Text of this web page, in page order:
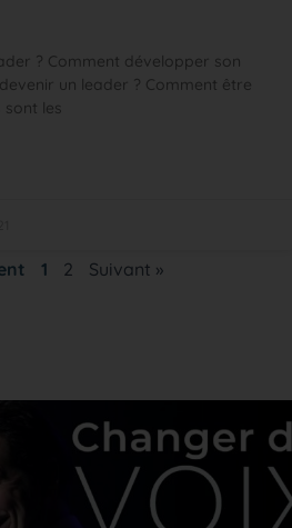
? Comment développer son
un leader ? Comment être
sont les
1 2 Suivant »